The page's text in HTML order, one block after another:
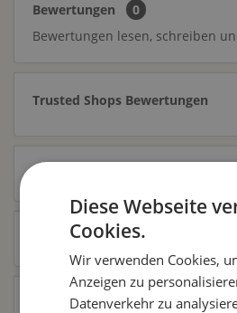
Bewertungen
0
Bewertungen lesen, schreiben
Trusted Shops Bewertungen
Ähnliche Artikel
Kunden kauften auch
Diese Webseite
Cookies.
Wir verwenden Cookies,
Anzeigen zu
Datenverkehr zu